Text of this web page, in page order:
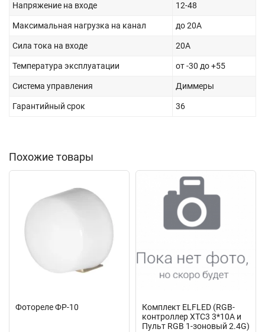
Напряжение на входе 12-48
Максимальная нагрузка на канал до 20А
Сила тока на входе 20A
Температура эксплуатации от -30 до +55
Система управления Диммеры
Гарантийный срок 36
Похожие товары
Фотореле ФР-10
Комплект ELFLED (RGB-
контроллер XTC3 3*10А и
Пульт RGB 1-зоновый 2.4G)